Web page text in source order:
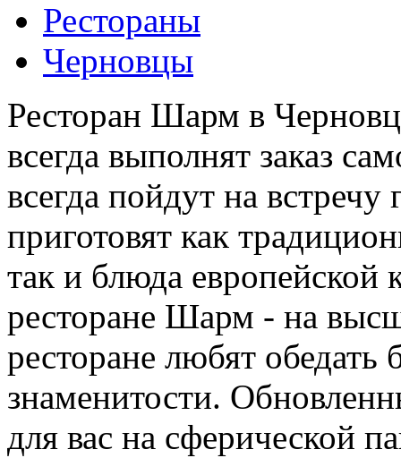
Рестораны
Черновцы
Ресторан Шарм в
всегда выполнят заказ
всегда пойдут на
приготовят как
так и блюда
ресторане Шарм - на
ресторане любят
знаменитости.
для вас на сферической